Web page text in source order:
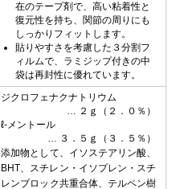
在のテープ剤で、高い粘着性と
復元性を持ち、関節の周りにも
しっかりフィットします。
貼りやすさを考慮した３分割フ
ィルムで、ラミジップ付きの中
袋は再封性に優れています。
ジクロフェナクナトリウム
２ｇ（２．０％）
ℓ-メントール
３．５ｇ（３．５％）
添加物として、イソステアリン酸、
BHT、スチレン・イソプレン・スチ
レンブロック共重合体、テルペン樹